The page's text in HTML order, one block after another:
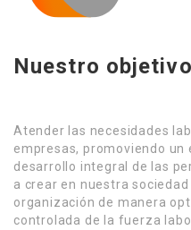
Nuestro objetivo
Atender las necesidades
empresas, promoviendo un
desarrollo integral de las
a crear en nuestra
organización de manera
controlada de la fuerza